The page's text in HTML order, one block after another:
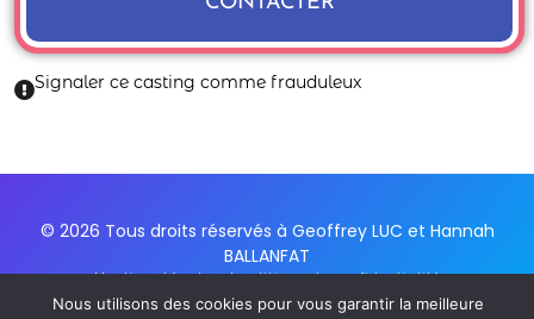
Signaler ce casting comme frauduleux
© 2026 Tous droits réservés à Geoffrey LUC et Hannah
BALLANFAT
Mentions Légales et politique de confidentialité
Conditions Générales d'utilisation du service
Nous utilisons des cookies pour vous garantir la meilleure